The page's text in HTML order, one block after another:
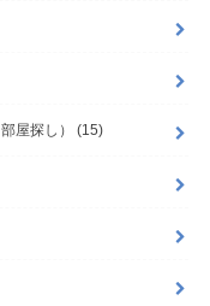
屋探し） (15)